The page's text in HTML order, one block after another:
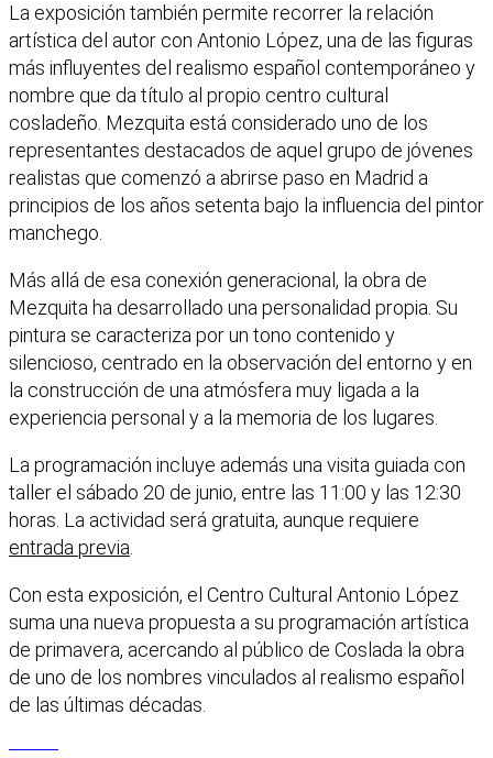
La exposición también permite recorrer la relación
artística del autor con Antonio López, una de las figuras
más influyentes del realismo español contemporáneo y
nombre que da título al propio centro cultural
cosladeño. Mezquita está considerado uno de los
representantes destacados de aquel grupo de jóvenes
realistas que comenzó a abrirse paso en Madrid a
principios de los años setenta bajo la influencia del pintor
manchego.
Más allá de esa conexión generacional, la obra de
Mezquita ha desarrollado una personalidad propia. Su
pintura se caracteriza por un tono contenido y
silencioso, centrado en la observación del entorno y en
la construcción de una atmósfera muy ligada a la
experiencia personal y a la memoria de los lugares.
La programación incluye además una visita guiada con
taller el sábado 20 de junio, entre las 11:00 y las 12:30
horas. La actividad será gratuita, aunque requiere
entrada previa.
Con esta exposición, el Centro Cultural Antonio López
suma una nueva propuesta a su programación artística
de primavera, acercando al público de Coslada la obra
de uno de los nombres vinculados al realismo español
de las últimas décadas.